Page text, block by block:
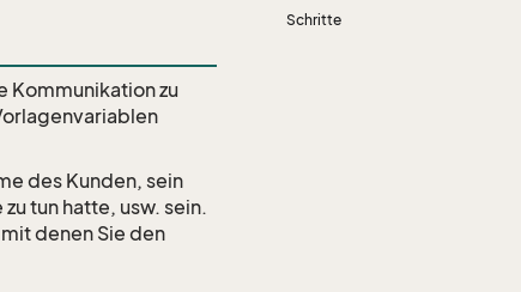
Kommunikation zu
des Kunden, sein
tun hatte, usw. sein.
denen Sie den
Schritte